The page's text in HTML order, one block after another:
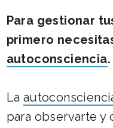
Para gestionar
primero
autoconsciencia.
La
para observarte